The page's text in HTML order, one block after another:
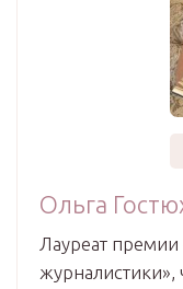
Ольга
Лауреат